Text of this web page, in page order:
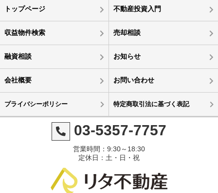
トップページ 不動産投資入門
収益物件検索 売却相談
融資相談 お知らせ
会社概要 お問い合わせ
プライバシーポリシー 特定商取引法に基づく表記
03-5357-7757
営業時間：9:30～18:30
定休日：土・日・祝